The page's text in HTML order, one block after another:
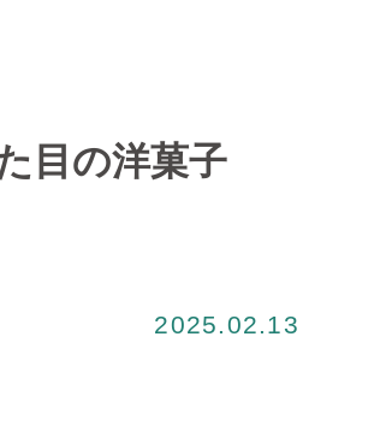
目の洋菓子
2025.02.13